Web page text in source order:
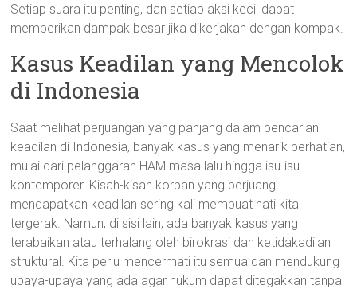
Setiap suara itu penting, dan setiap aksi kecil dapat
memberikan dampak besar jika dikerjakan dengan kompak.
Kasus Keadilan yang Mencolok
di Indonesia
Saat melihat perjuangan yang panjang dalam pencarian
keadilan di Indonesia, banyak kasus yang menarik perhatian,
mulai dari pelanggaran HAM masa lalu hingga isu-isu
kontemporer. Kisah-kisah korban yang berjuang
mendapatkan keadilan sering kali membuat hati kita
tergerak. Namun, di sisi lain, ada banyak kasus yang
terabaikan atau terhalang oleh birokrasi dan ketidakadilan
struktural. Kita perlu mencermati itu semua dan mendukung
upaya-upaya yang ada agar hukum dapat ditegakkan tanpa